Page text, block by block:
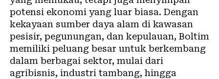
potensi ekonomi yang luar biasa. Dengan
kekayaan sumber daya alam di kawasan
pesisir, pegunungan, dan kepulauan, Boltim
memiliki peluang besar untuk berkembang
dalam berbagai sektor, mulai dari
agribisnis, industri tambang, hingga